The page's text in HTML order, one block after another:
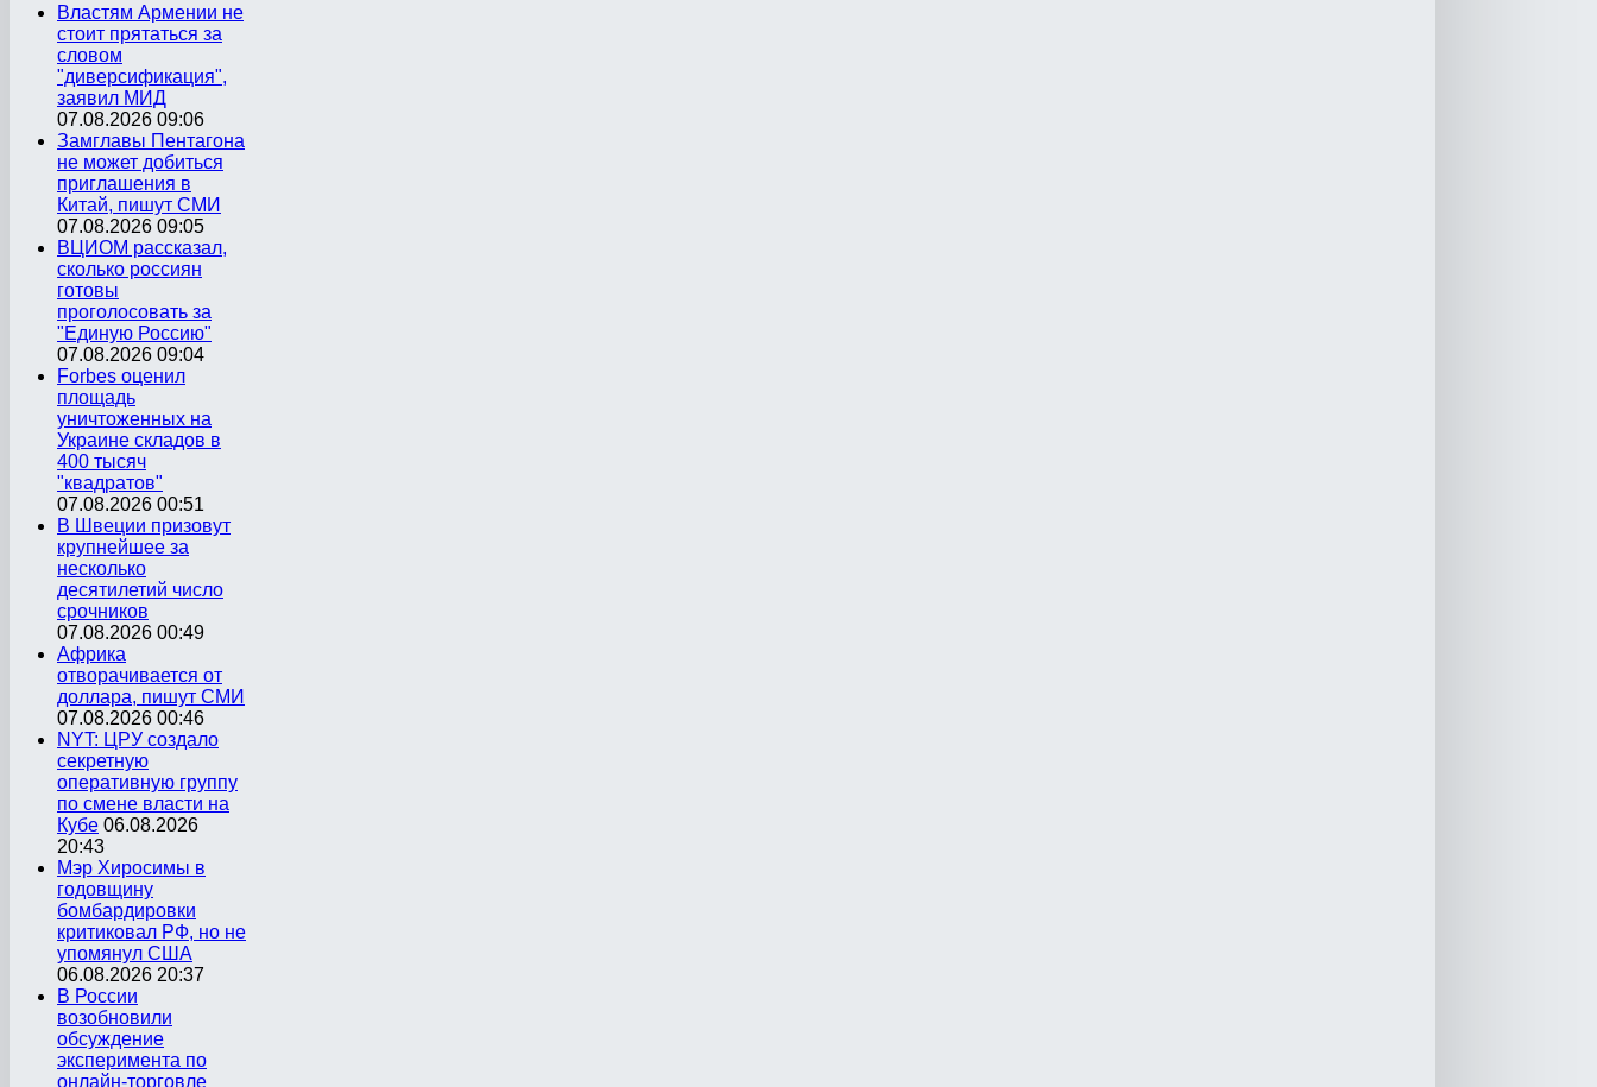
Властям Армении не
стоит прятаться за
словом
"диверсификация",
заявил МИД
07.08.2026 09:06
Замглавы Пентагона
не может добиться
приглашения в
Китай, пишут СМИ
07.08.2026 09:05
ВЦИОМ рассказал,
сколько россиян
готовы
проголосовать за
"Единую Россию"
07.08.2026 09:04
Forbes оценил
площадь
уничтоженных на
Украине складов в
400 тысяч
"квадратов"
07.08.2026 00:51
В Швеции призовут
крупнейшее за
несколько
десятилетий число
срочников
07.08.2026 00:49
Африка
отворачивается от
доллара, пишут СМИ
07.08.2026 00:46
NYT: ЦРУ создало
секретную
оперативную группу
по смене власти на
Кубе 06.08.2026
20:43
Мэр Хиросимы в
годовщину
бомбардировки
критиковал РФ, но не
упомянул США
06.08.2026 20:37
В России
возобновили
обсуждение
эксперимента по
онлайн-торговле